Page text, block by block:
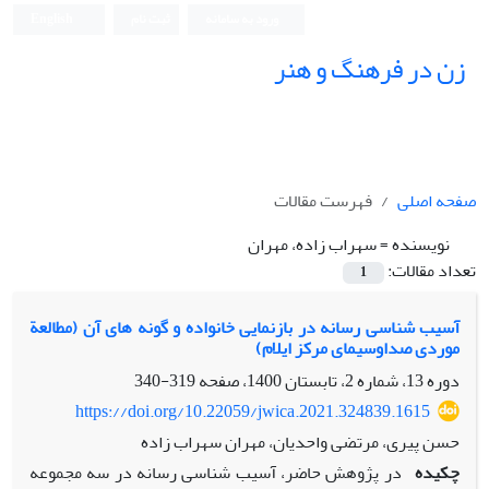
زن در فرهنگ و هنر
صفحه اصلی
فهرست مقالات
نویسنده =سهراب زاده، مهران
تعداد مقالات:
1
آسیب‏ شناسی رسانه در بازنمایی خانواده و گونه ‏های آن (مطالعة
موردی صداوسیمای مرکز ایلام)
دوره 13، شماره 2، تابستان 1400، صفحه
319-340
https://doi.org/10.22059/jwica.2021.324839.1615
حسن پیری، مرتضی واحدیان، مهران سهراب زاده
چکیده در پژوهش حاضر، آسیب‏ شناسی رسانه در سه مجموعه